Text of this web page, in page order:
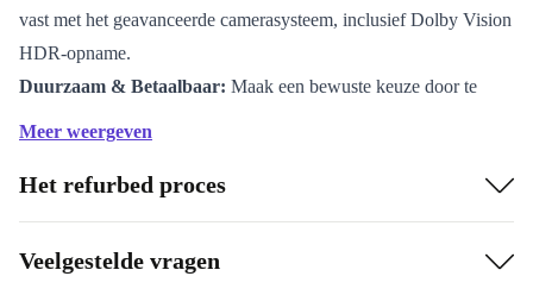
vast met het geavanceerde camerasysteem, inclusief Dolby Vision
HDR-opname.
Duurzaam & Betaalbaar: Maak een bewuste keuze door te
iPhone 14 refurbished: Innovatie heruitgevonden
nieuwste innovaties en technologische doorbraken. Het
Meer weergeven
Het refurbed proces
Veelgestelde vragen